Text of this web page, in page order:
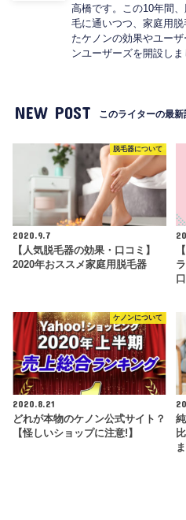
高橋です。この10年間
毛に通いつつ、家庭用
たケノンの効果やユー
ンユーザーズを開設しま
NEW POST このライターの最新
脱毛器について
2020.9.7
【人気脱毛器の効果・口コミ】
2020年おススメ家庭用脱毛器
ケノンについて
2020.8.21
どれが本物のケノン公式サイト？
【怪しいショップに注意!】